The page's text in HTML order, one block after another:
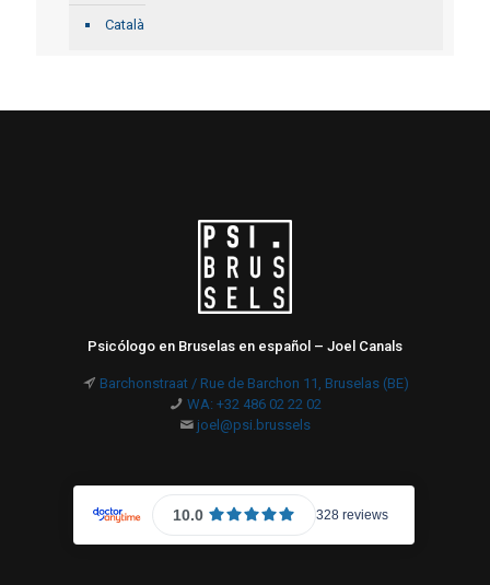
Català
Psicólogo en Bruselas en español – Joel Canals
Barchonstraat / Rue de Barchon 11, Bruselas (BE)
WA: +32 486 02 22 02
joel@psi.brussels